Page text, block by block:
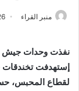
منبر القراء
نفذت وحدات جيش
إستهدفت تخندقات